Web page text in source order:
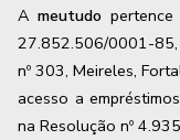
Ameutudo pertence
27.852.506/0001-85,
nº 303, Meireles,
acesso a
na Resolução nº